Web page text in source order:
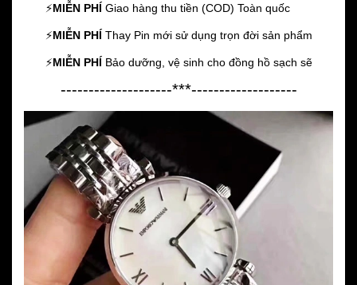
⚡️MIỄN PHÍ Giao hàng thu tiền (COD) Toàn quốc
⚡️MIỄN PHÍ Thay Pin mới sử dụng trọn đời sản phẩm
⚡️MIỄN PHÍ Bảo dưỡng, vệ sinh cho đồng hồ sạch sẽ
--------------------***-------------------